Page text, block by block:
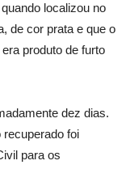
localizou no
de cor prata e que o
produto de furto
dez dias.
foi
para os